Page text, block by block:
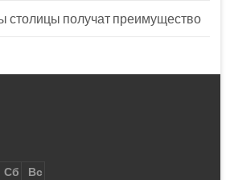
столицы получат преимущество
Сб
Вс